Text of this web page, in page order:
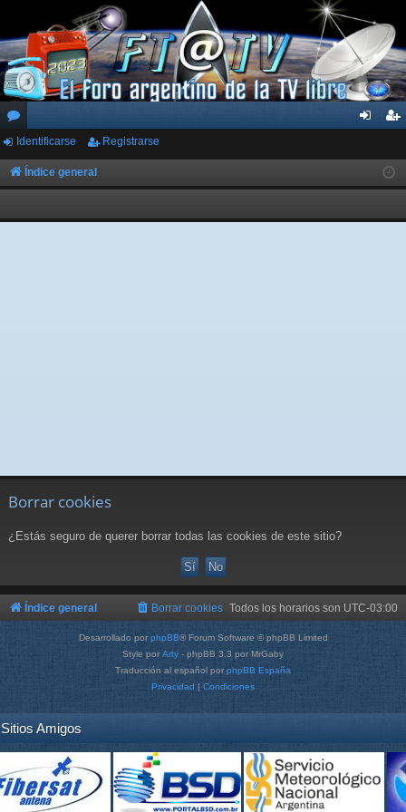
or
os
ar
ist
rs
Identificarse Registrarse
Índice general
Borrar cookies
¿Estás seguro de querer borrar todas las cookies de este sitio?
Índice general Todos los horarios son UTC-03:00
Borrar cookies
Desarrollado porphpBB® Forum Software © phpBB Limited
Style por Arty - phpBB 3.3 por MrGaby
Traducción al español por phpBB España
Privacidad | Condiciones
Sitios Amigos